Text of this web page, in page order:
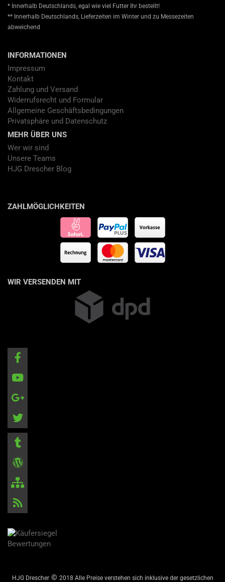
* Innerhalb Deutschlands, egal wie viel Futter Ihr bestellt!
** Innerhalb Deutschlands, Lieferzeiten im Winter und zu Messezeiten
abweichend
INFORMATIONEN
Impressum
Kontakt
Zahlung und Versand
Widerrufsrecht und Formular
Allgemeine Geschäftsbedingungen
Privatsphäre und Datenschutz
MEHR ÜBER UNS
Wer wir sind
Unsere Teams
HJG Drescher Blog
ZAHLMÖGLICHKEITEN
WIR VERSENDEN MIT
HJG Drescher© 2018 Alle Preise verstehen sich inklusive der gesetzlichen